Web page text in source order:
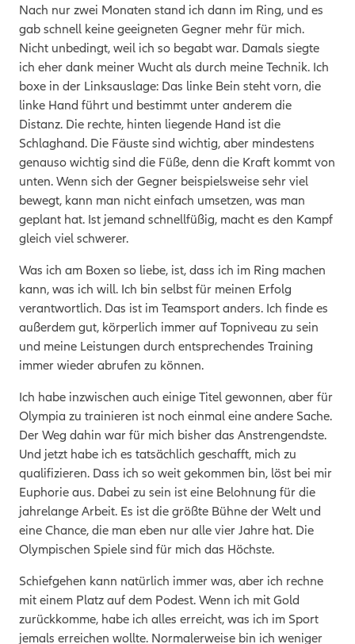
Nach nur zwei Monaten stand ich dann im Ring, und es
gab schnell keine geeigneten Gegner mehr für mich.
Nicht unbedingt, weil ich so begabt war. Damals siegte
ich eher dank meiner Wucht als durch meine Technik. Ich
boxe in der Linksauslage: Das linke Bein steht vorn, die
linke Hand führt und bestimmt unter anderem die
Distanz. Die rechte, hinten liegende Hand ist die
Schlaghand. Die Fäuste sind wichtig, aber mindestens
genauso wichtig sind die Füße, denn die Kraft kommt von
unten. Wenn sich der Gegner beispielsweise sehr viel
bewegt, kann man nicht einfach umsetzen, was man
geplant hat. Ist jemand schnellfüßig, macht es den Kampf
gleich viel schwerer.
Was ich am Boxen so liebe, ist, dass ich im Ring machen
kann, was ich will. Ich bin selbst für meinen Erfolg
verantwortlich. Das ist im Teamsport anders. Ich finde es
außerdem gut, körperlich immer auf Topniveau zu sein
und meine Leistungen durch entsprechendes Training
immer wieder abrufen zu können.
Ich habe inzwischen auch einige Titel gewonnen, aber für
Olympia zu trainieren ist noch einmal eine andere Sache.
Der Weg dahin war für mich bisher das Anstrengendste.
Und jetzt habe ich es tatsächlich geschafft, mich zu
qualifizieren. Dass ich so weit gekommen bin, löst bei mir
Euphorie aus. Dabei zu sein ist eine Belohnung für die
jahrelange Arbeit. Es ist die größte Bühne der Welt und
eine Chance, die man eben nur alle vier Jahre hat. Die
Olympischen Spiele sind für mich das Höchste.
Schiefgehen kann natürlich immer was, aber ich rechne
mit einem Platz auf dem Podest. Wenn ich mit Gold
zurückkomme, habe ich alles erreicht, was ich im Sport
jemals erreichen wollte. Normalerweise bin ich weniger